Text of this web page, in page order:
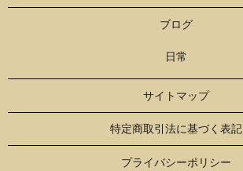
ブログ
日常
サイトマップ
特定商取引法に基づく表記
プライバシーポリシー